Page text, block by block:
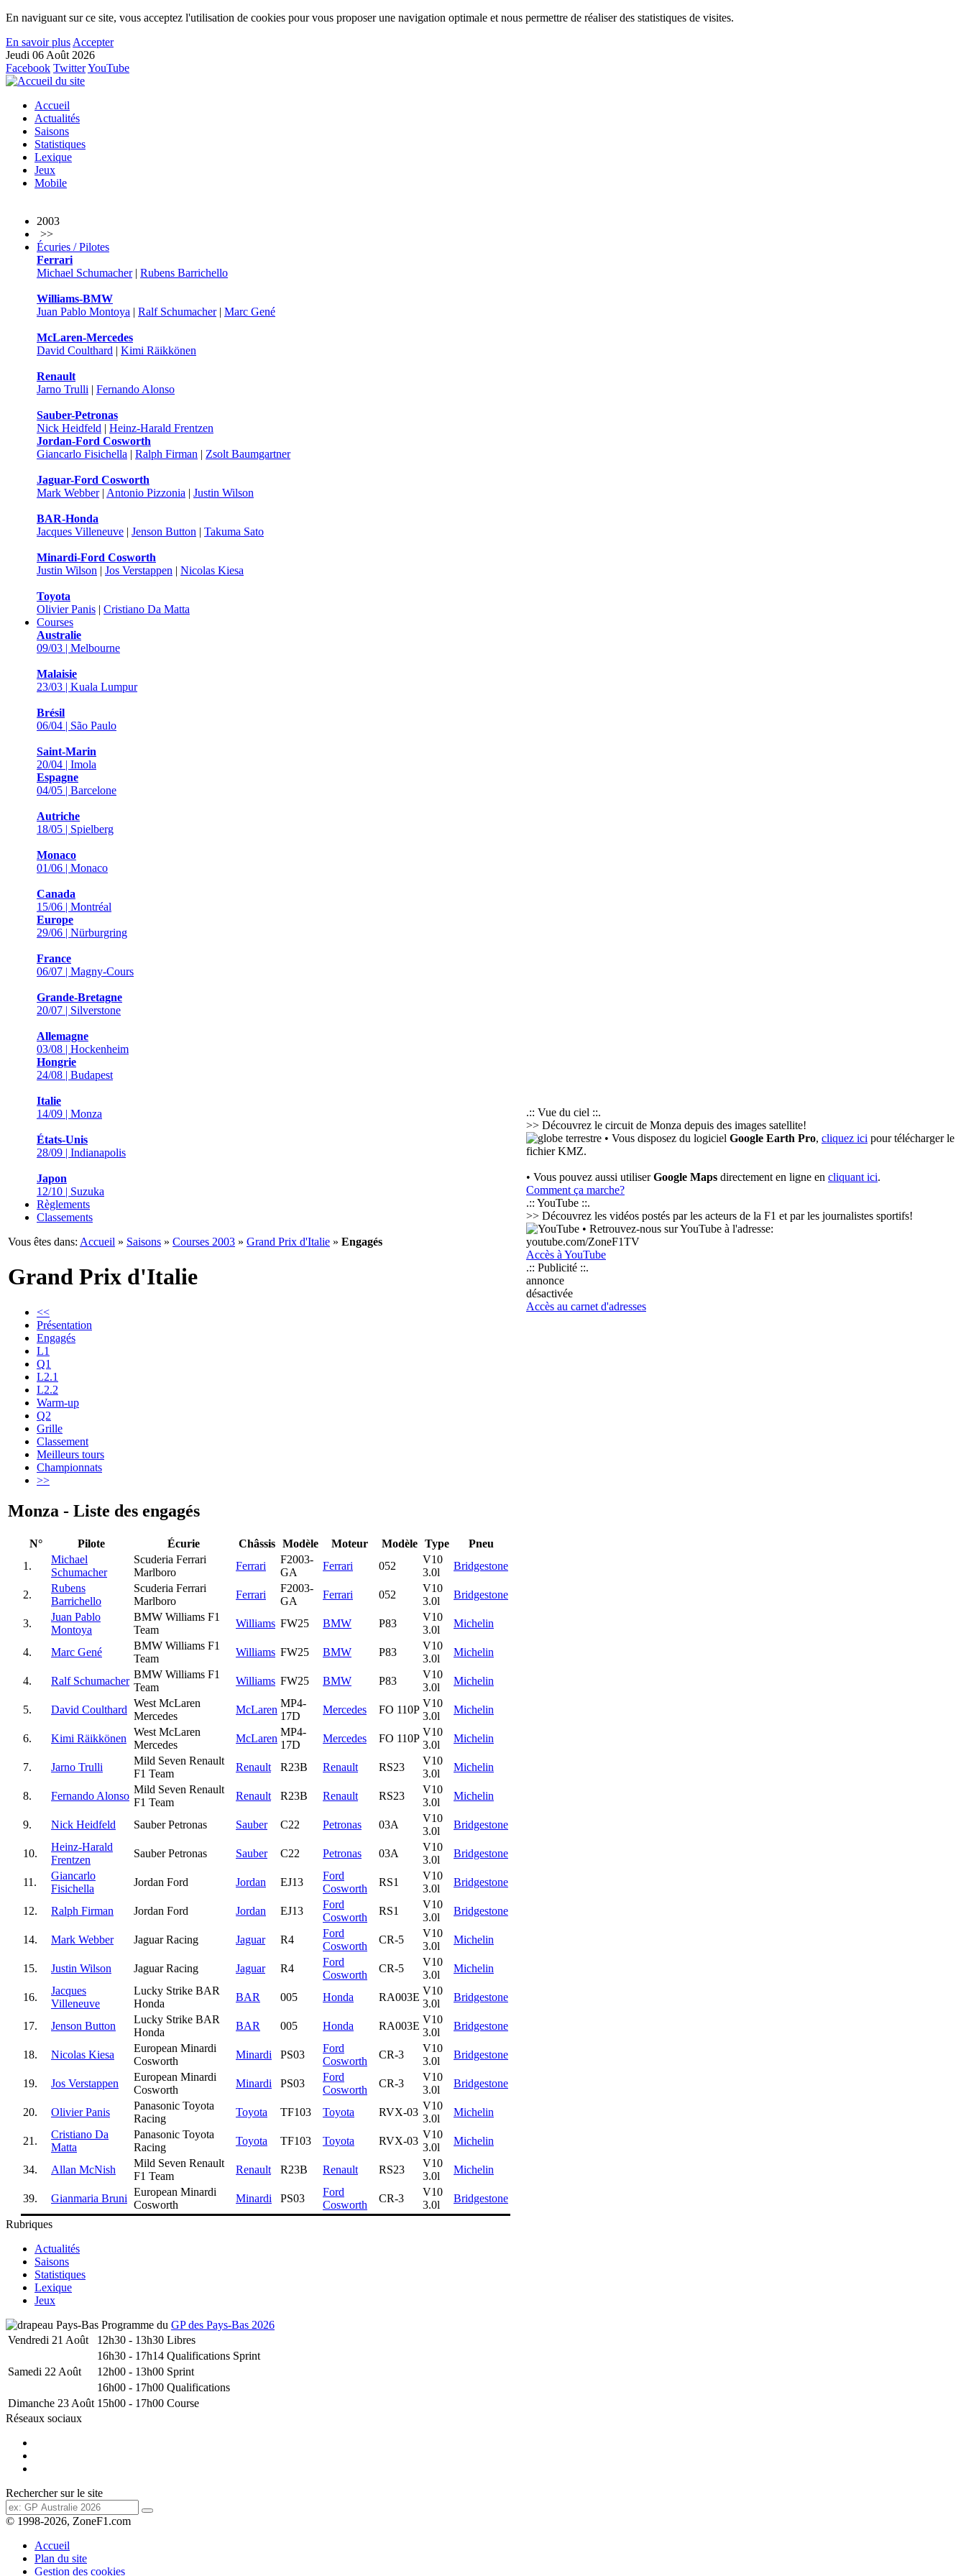
En naviguant sur ce site, vous acceptez l'utilisation de cookies pour vous proposer une navigation optimale et nous permettre de réaliser des statistiques de visites.
En savoir plus Accepter
Jeudi 06 Août 2026
Facebook TwitterYouTube
Accueil
Actualités
Saisons
Statistiques
Lexique
Jeux
Mobile
2003
>>
Écuries / Pilotes
Ferrari
Michael Schumacher| Rubens Barrichello
Williams-BMW
Juan Pablo Montoya | Ralf Schumacher| Marc Gené
McLaren-Mercedes
David Coulthard | Kimi Räikkönen
Renault
Jarno Trulli | Fernando Alonso
Sauber-Petronas
Nick Heidfeld | Heinz-Harald Frentzen
Jordan-Ford Cosworth
Giancarlo Fisichella | Ralph Firman | Zsolt Baumgartner
Jaguar-Ford Cosworth
Mark Webber| Antonio Pizzonia | Justin Wilson
BAR-Honda
Jacques Villeneuve | Jenson Button | Takuma Sato
Minardi-Ford Cosworth
Justin Wilson | Jos Verstappen | Nicolas Kiesa
Toyota
Olivier Panis | Cristiano Da Matta
Courses
Australie
09/03 | Melbourne
Malaisie
23/03 | Kuala Lumpur
Brésil
06/04 | São Paulo
Saint-Marin
20/04 | Imola
Espagne
04/05 | Barcelone
Autriche
18/05 | Spielberg
Monaco
01/06 | Monaco
Canada
15/06 | Montréal
Europe
29/06 | Nürburgring
France
06/07 | Magny-Cours
Grande-Bretagne
20/07 | Silverstone
Allemagne
03/08 | Hockenheim
Hongrie
24/08 | Budapest
Italie
14/09 | Monza
États-Unis
28/09 | Indianapolis
Japon
12/10 | Suzuka
Règlements
Classements
Vous êtes dans: Accueil » Saisons » Courses 2003 » Grand Prix d'Italie » Engagés
Grand Prix d'Italie
<<
Présentation
Engagés
L1
Q1
L2.1
L2.2
Warm-up
Q2
Grille
Classement
Meilleurs tours
Championnats
>>
Monza - Liste des engagés
N° Pilote Écurie Châssis Modèle Moteur Modèle Type
Pneu
1.
Michael
Schumacher
Scuderia Ferrari
Marlboro
Ferrari
F2003-
GA
Ferrari 052
V10
3.0l
Bridgestone
2.
Rubens
Barrichello
Scuderia Ferrari
Marlboro
Ferrari
F2003-
GA
Ferrari 052
V10
3.0l
Bridgestone
3.
Juan Pablo
Montoya
BMW Williams F1
Team
Williams FW25 BMW P83
V10
3.0l
Michelin
4. Marc Gené
BMW Williams F1
Team
Williams FW25 BMW P83
V10
3.0l
Michelin
4. Ralf Schumacher
BMW Williams F1
Team
Williams FW25 BMW P83
V10
3.0l
Michelin
5. David Coulthard
West McLaren
Mercedes
McLaren
MP4-
17D
Mercedes FO 110P
V10
3.0l
Michelin
6. Kimi Räikkönen
West McLaren
Mercedes
McLaren
MP4-
17D
Mercedes FO 110P
V10
3.0l
Michelin
7. Jarno Trulli
Mild Seven Renault
F1 Team
Renault R23B Renault RS23
V10
3.0l
Michelin
8. Fernando Alonso
Mild Seven Renault
F1 Team
Renault R23B Renault RS23
V10
3.0l
Michelin
9. Nick Heidfeld Sauber Petronas Sauber C22 Petronas 03A
V10
3.0l
Bridgestone
10.
Heinz-Harald
Frentzen
Sauber Petronas Sauber C22 Petronas 03A
V10
3.0l
Bridgestone
11.
Giancarlo
Fisichella
Jordan Ford Jordan EJ13
Ford
Cosworth
RS1
V10
3.0l
Bridgestone
12. Ralph Firman Jordan Ford Jordan EJ13
Ford
Cosworth
RS1
V10
3.0l
Bridgestone
14. Mark Webber Jaguar Racing Jaguar R4
Ford
Cosworth
CR-5
V10
3.0l
Michelin
15. Justin Wilson Jaguar Racing Jaguar R4
Ford
Cosworth
CR-5
V10
3.0l
Michelin
16.
Jacques
Villeneuve
Lucky Strike BAR
Honda
BAR 005 Honda RA003E
V10
3.0l
Bridgestone
17. Jenson Button
Lucky Strike BAR
Honda
BAR 005 Honda RA003E
V10
3.0l
Bridgestone
18. Nicolas Kiesa
European Minardi
Cosworth
Minardi PS03
Ford
Cosworth
CR-3
V10
3.0l
Bridgestone
19. Jos Verstappen
European Minardi
Cosworth
Minardi PS03
Ford
Cosworth
CR-3
V10
3.0l
Bridgestone
20. Olivier Panis
Panasonic Toyota
Racing
Toyota TF103 Toyota RVX-03
V10
3.0l
Michelin
21.
Cristiano Da
Matta
Panasonic Toyota
Racing
Toyota TF103 Toyota RVX-03
V10
3.0l
Michelin
34. Allan McNish
Mild Seven Renault
F1 Team
Renault R23B Renault RS23
V10
3.0l
Michelin
39. Gianmaria Bruni
European Minardi
Cosworth
Minardi PS03
Ford
Cosworth
CR-3
V10
3.0l
Bridgestone
.:: Vue du ciel ::.
>> Découvrez le circuit de Monza depuis des images satellite!
• Vous disposez du logiciel Google Earth Pro, cliquez ici pour télécharger le
fichier KMZ.
• Vous pouvez aussi utiliserGoogle Maps directement en ligne en cliquant ici.
Comment ça marche?
.:: YouTube ::.
>> Découvrez les vidéos postés par les acteurs de la F1 et par les journalistes sportifs!
• Retrouvez-nous sur YouTube à l'adresse:
youtube.com/ZoneF1TV
Accès à YouTube
.:: Publicité ::.
annonce
désactivée
Accès au carnet d'adresses
Rubriques
Actualités
Saisons
Statistiques
Lexique
Jeux
Programme du GP des Pays-Bas 2026
Vendredi 21 Août
12h30 - 13h30 Libres
16h30 - 17h14 Qualifications Sprint
Samedi 22 Août
12h00 - 13h00 Sprint
16h00 - 17h00 Qualifications
Dimanche 23 Août 15h00 - 17h00 Course
Réseaux sociaux
Rechercher sur le site
© 1998-2026, ZoneF1.com
Accueil
Plan du site
Gestion des cookies